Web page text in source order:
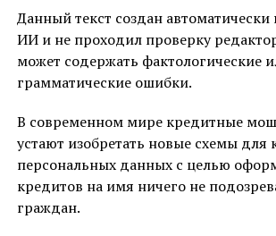
Данный текст создан
ИИ и не проходил проверку
может содержать фактологические
грамматические ошибки.
В современном мире кредитные
устают изобретать новые схемы для
персональных данных с целью
кредитов на имя ничего не
граждан.